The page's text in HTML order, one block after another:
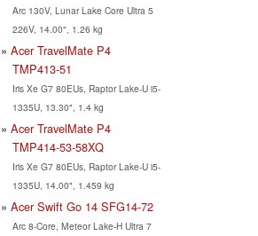
Arc 130V, Lunar Lake Core Ultra 5
226V, 14.00", 1.26 kg
Acer TravelMate P4
TMP413-51
Iris Xe G7 80EUs, Raptor Lake-U i5-
1335U, 13.30", 1.4 kg
Acer TravelMate P4
TMP414-53-58XQ
Iris Xe G7 80EUs, Raptor Lake-U i5-
1335U, 14.00", 1.459 kg
Acer Swift Go 14 SFG14-72
Arc 8-Core, Meteor Lake-H Ultra 7